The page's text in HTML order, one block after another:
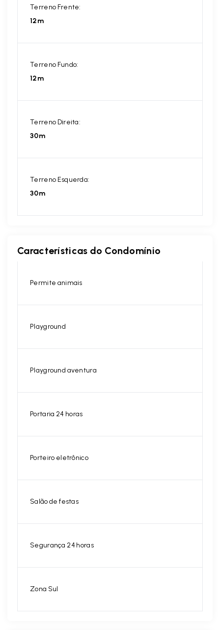
Terreno Frente:
12m
Terreno Fundo:
12m
Terreno Direita:
30m
Terreno Esquerda:
30m
Características do Condomínio
Permite animais
Playground
Playground aventura
Portaria 24 horas
Porteiro eletrônico
Salão de festas
Segurança 24 horas
Zona Sul